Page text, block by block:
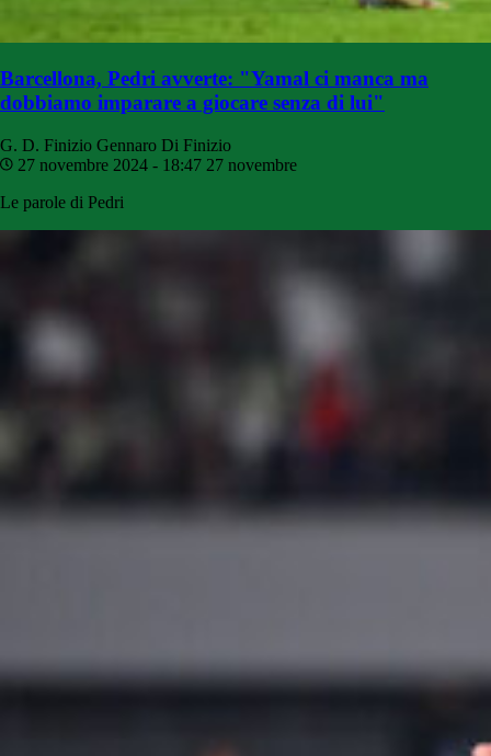
Barcellona, Pedri avverte: "Yamal ci manca ma
dobbiamo imparare a giocare senza di lui"
G. D. Finizio Gennaro Di Finizio
27 novembre 2024 - 18:47 27 novembre
Le parole di Pedri